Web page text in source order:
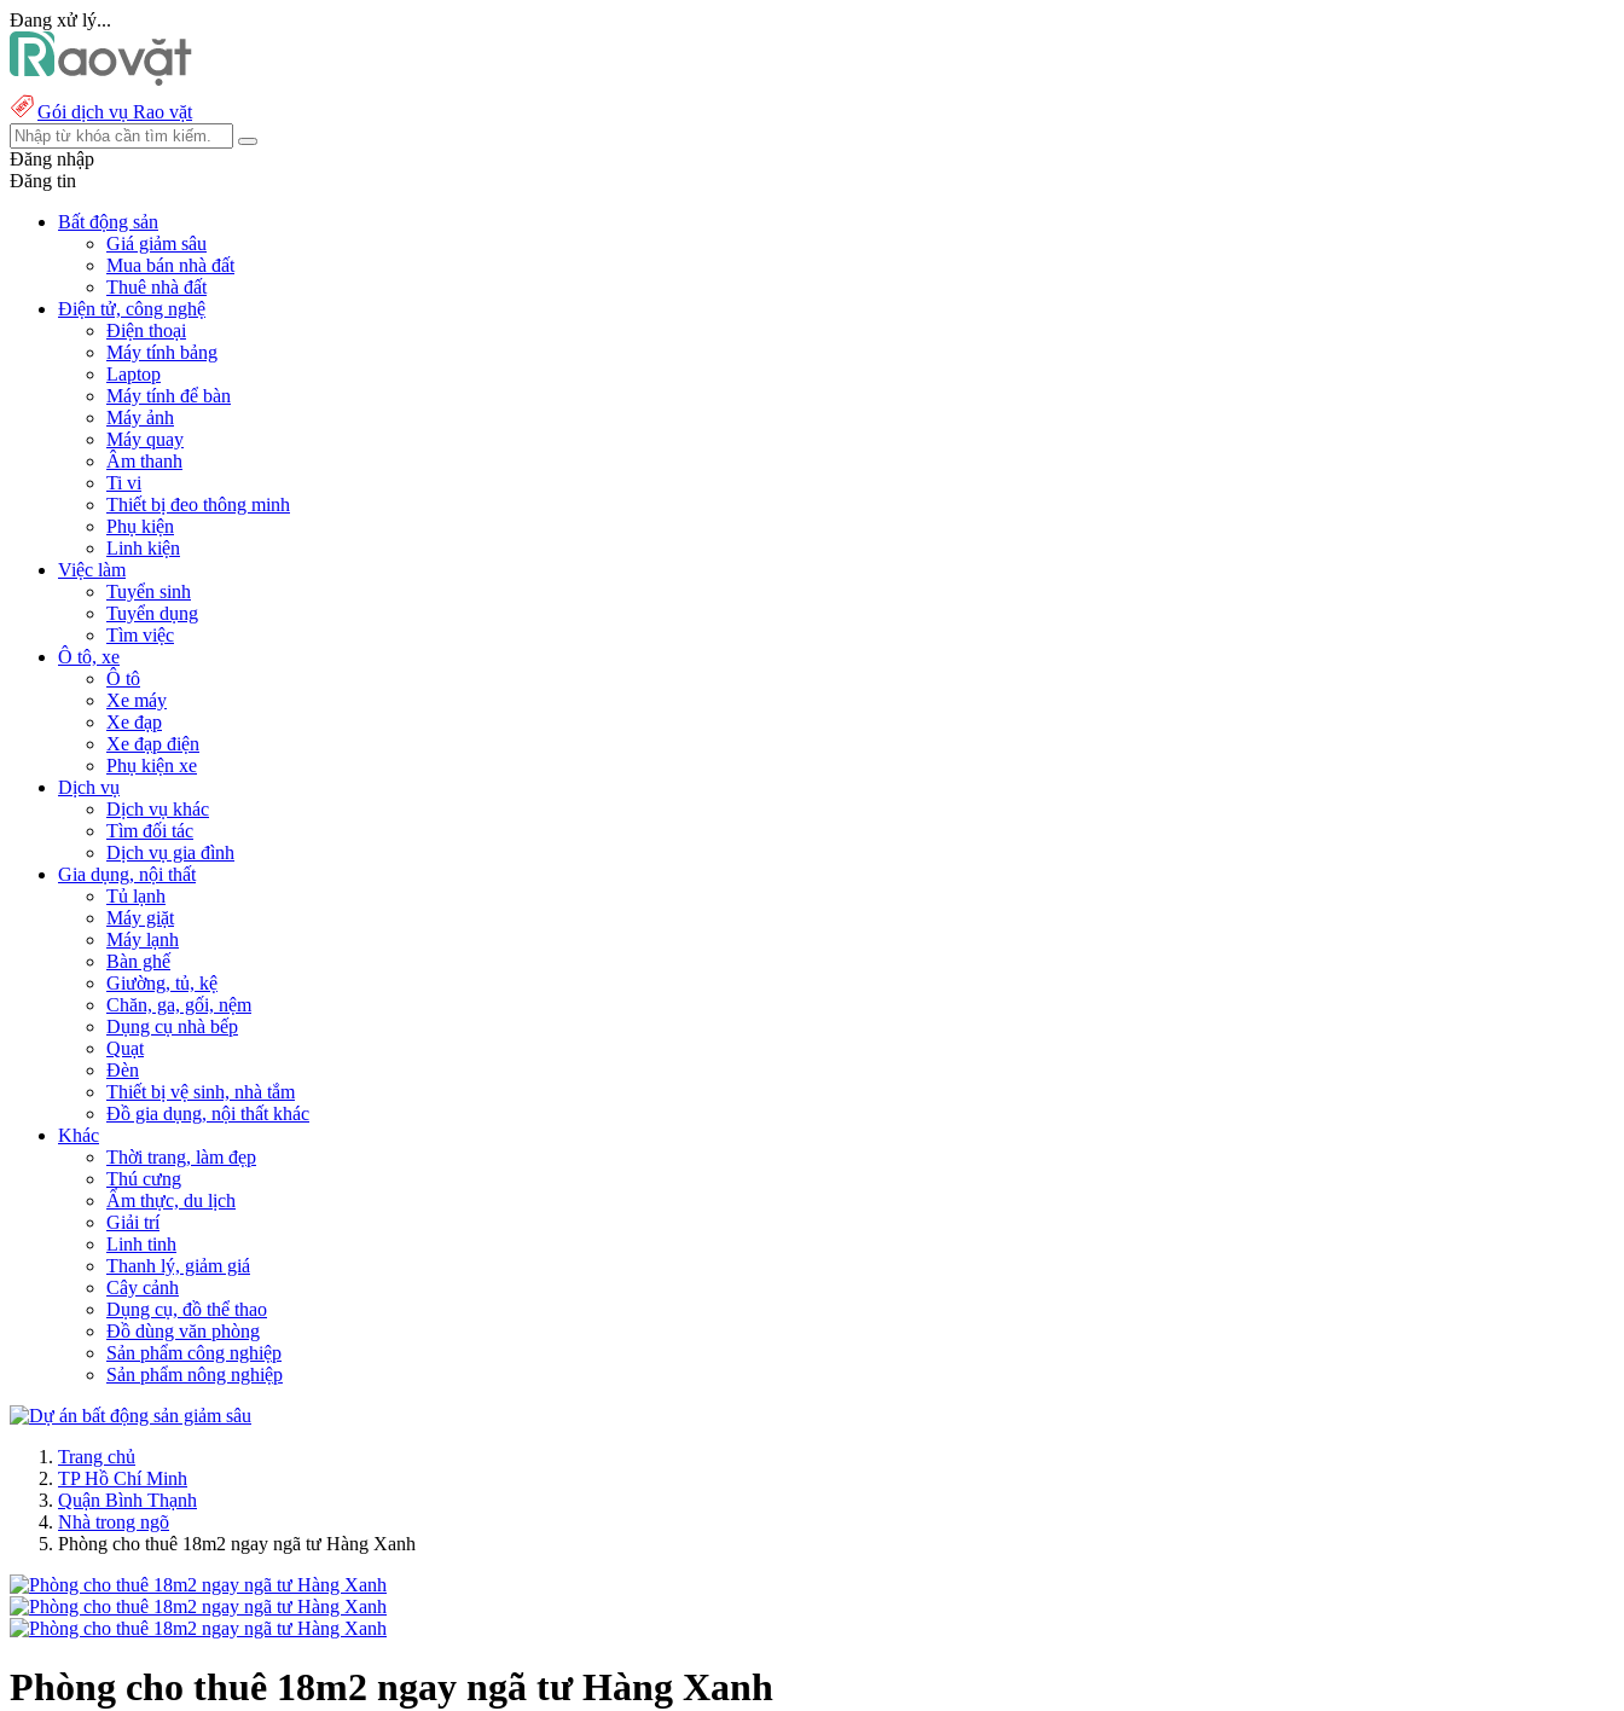
Đang xử lý...
Gói dịch vụ Rao vặt
Đăng nhập
Đăng tin
Bất động sản
Giá giảm sâu
Mua bán nhà đất
Thuê nhà đất
Điện tử, công nghệ
Điện thoại
Máy tính bảng
Laptop
Máy tính để bàn
Máy ảnh
Máy quay
Âm thanh
Ti vi
Thiết bị đeo thông minh
Phụ kiện
Linh kiện
Việc làm
Tuyển sinh
Tuyển dụng
Tìm việc
Ô tô, xe
Ô tô
Xe máy
Xe đạp
Xe đạp điện
Phụ kiện xe
Dịch vụ
Dịch vụ khác
Tìm đối tác
Dịch vụ gia đình
Gia dụng, nội thất
Tủ lạnh
Máy giặt
Máy lạnh
Bàn ghế
Giường, tủ, kệ
Chăn, ga, gối, nệm
Dụng cụ nhà bếp
Quạt
Đèn
Thiết bị vệ sinh, nhà tắm
Đồ gia dụng, nội thất khác
Khác
Thời trang, làm đẹp
Thú cưng
Ẩm thực, du lịch
Giải trí
Linh tinh
Thanh lý, giảm giá
Cây cảnh
Dụng cụ, đồ thể thao
Đồ dùng văn phòng
Sản phẩm công nghiệp
Sản phẩm nông nghiệp
Trang chủ
TP Hồ Chí Minh
Quận Bình Thạnh
Nhà trong ngõ
Phòng cho thuê 18m2 ngay ngã tư Hàng Xanh
Phòng cho thuê 18m2 ngay ngã tư Hàng Xanh